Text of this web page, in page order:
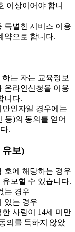
이상이어야 합니
별한 서비스 이용
약으로 합니다.
는 자는 교육정보
온라인신청을 이용
니다.
인자일 경우에는
등)의 동의를 얻어
.
유보)
에 해당하는 경우
보할 수 있습니다.
는 경우
있는 경우
사람이 14세 미만
의를 득하지 않았